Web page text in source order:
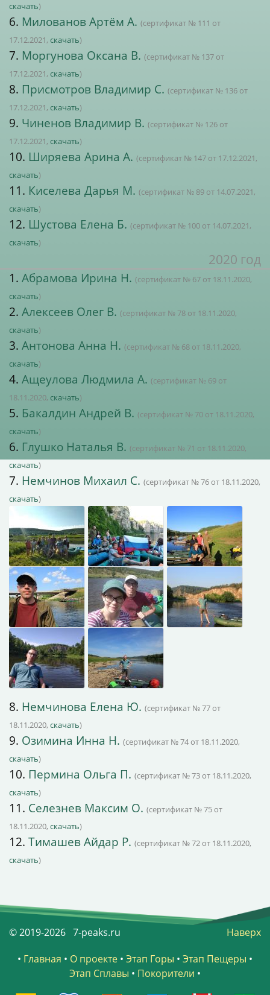
скачать)
6. Милованов Артём А. (сертификат № 111 от
17.12.2021, скачать)
7. Моргунова Оксана В. (сертификат № 137 от
17.12.2021, скачать)
8. Присмотров Владимир С. (сертификат № 136 от
17.12.2021, скачать)
9. Чиненов Владимир В. (сертификат № 126 от
17.12.2021, скачать)
10. Ширяева Арина А. (сертификат № 147 от 17.12.2021,
скачать)
11. Киселева Дарья М. (сертификат № 89 от 14.07.2021,
скачать)
12. Шустова Елена Б. (сертификат № 100 от 14.07.2021,
скачать)
2020 год
1. Абрамова Ирина Н. (сертификат № 67 от 18.11.2020,
скачать)
2. Алексеев Олег В. (сертификат № 78 от 18.11.2020,
скачать)
3. Антонова Анна Н. (сертификат № 68 от 18.11.2020,
скачать)
4. Ащеулова Людмила А. (сертификат № 69 от
18.11.2020, скачать)
5. Бакалдин Андрей В. (сертификат № 70 от 18.11.2020,
скачать)
6. Глушко Наталья В. (сертификат № 71 от 18.11.2020,
скачать)
7. Немчинов Михаил С. (сертификат № 76 от 18.11.2020,
скачать)
8. Немчинова Елена Ю. (сертификат № 77 от
18.11.2020, скачать)
9. Озимина Инна Н. (сертификат № 74 от 18.11.2020,
скачать)
10. Пермина Ольга П. (сертификат № 73 от 18.11.2020,
скачать)
11. Селезнев Максим О. (сертификат № 75 от
18.11.2020, скачать)
12. Тимашев Айдар Р. (сертификат № 72 от 18.11.2020,
скачать)
© 2019-2026 7-peaks.ru
Наверх
• Главная • О проекте • Этап Горы • Этап Пещеры •
Этап Сплавы • Покорители •